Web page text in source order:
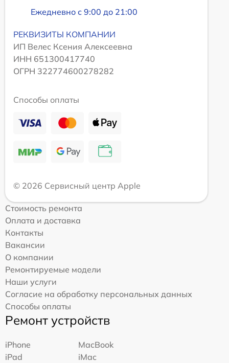
Ежедневно с 9:00 до 21:00
РЕКВИЗИТЫ КОМПАНИИ
ИП Велес Ксения Алексеевна
ИНН 651300417740
ОГРН 322774600278282
Способы оплаты
© 2026 Сервисный центр Apple
Стоимость ремонта
Оплата и доставка
Контакты
Вакансии
О компании
Ремонтируемые модели
Наши услуги
Согласие на обработку персональных данных
Способы оплаты
Ремонт устройств
iPhone
MacBook
iPad
iMac